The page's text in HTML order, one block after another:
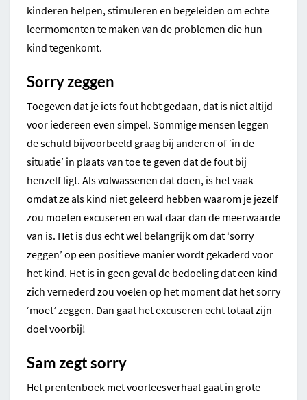
kinderen helpen, stimuleren en begeleiden om echte
leermomenten te maken van de problemen die hun
kind tegenkomt.
Sorry zeggen
Toegeven dat je iets fout hebt gedaan, dat is niet altijd
voor iedereen even simpel. Sommige mensen leggen
de schuld bijvoorbeeld graag bij anderen of ‘in de
situatie’ in plaats van toe te geven dat de fout bij
henzelf ligt. Als volwassenen dat doen, is het vaak
omdat ze als kind niet geleerd hebben waarom je jezelf
zou moeten excuseren en wat daar dan de meerwaarde
van is. Het is dus echt wel belangrijk om dat ‘sorry
zeggen’ op een positieve manier wordt gekaderd voor
het kind. Het is in geen geval de bedoeling dat een kind
zich vernederd zou voelen op het moment dat het sorry
‘moet’ zeggen. Dan gaat het excuseren echt totaal zijn
doel voorbij!
Sam zegt sorry
Het prentenboek met voorleesverhaal gaat in grote